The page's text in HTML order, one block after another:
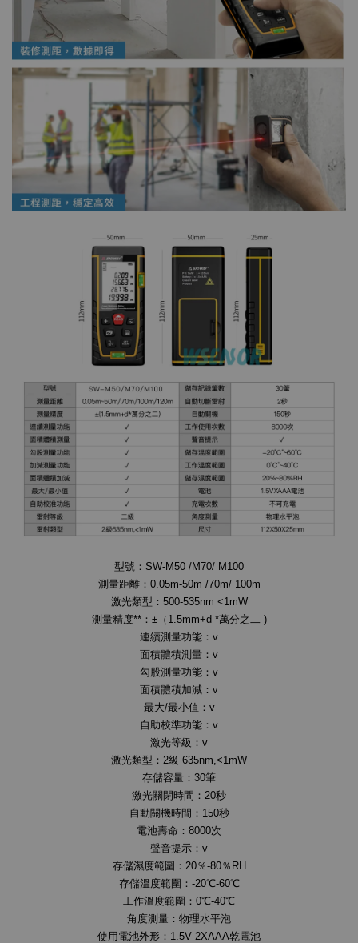
型號：SW-M50 /M70/ M100
測量距離：0.05m-50m /70m/ 100m
激光類型：500-535nm <1mW
測量精度**：±（1.5mm+d *萬分之二 )
連續測量功能：v
面積體積測量：v
勾股測量功能：v
面積體積加減：v
最大/最小值：v
自助校準功能：v
激光等級：v
激光類型：2級 635nm,<1mW
存儲容量：30筆
激光關閉時間：20秒
自動關機時間：150秒
電池壽命：8000次
聲音提示：v
存儲濕度範圍：20％-80％RH
存儲溫度範圍：-20℃-60℃
工作溫度範圍：0℃-40℃
角度測量：物理水平泡
使用電池外形：1.5V 2XAAA乾電池